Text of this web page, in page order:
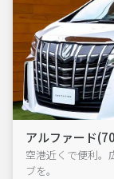
アルファード
空港近くで便利。
ブを。